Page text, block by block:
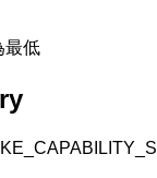
最低